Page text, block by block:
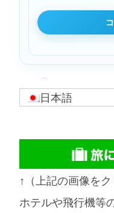
日本語
↑（上記の画像を
ホテルや飛行機等